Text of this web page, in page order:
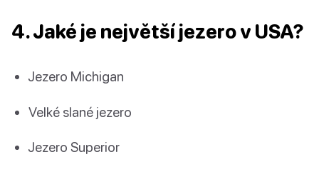
4. Jaké je největší jezero v USA?
Jezero Michigan
Velké slané jezero
Jezero Superior